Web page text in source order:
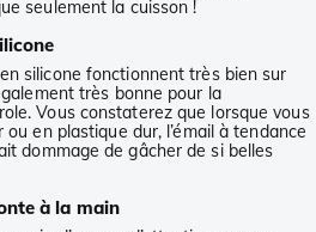
seulement la cuisson !
silicone fonctionnent très bien sur
très bonne pour la
Vous constaterez que lorsque vous
en plastique dur, l’émail à tendance
dommage de gâcher de si belles
à la main